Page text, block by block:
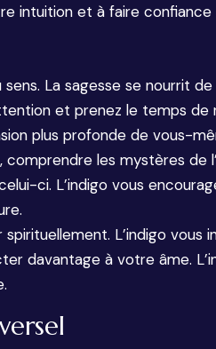
intuition et à faire
La sagesse se nourrit
et prenez le temps
plus profonde de vous-
les mystères de
ci. L’indigo vous
L’indigo
davantage à votre âme.